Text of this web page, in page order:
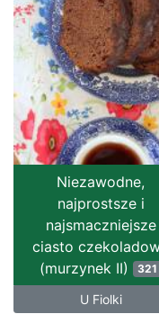
Niezawodne,
najprostsze i
najsmaczniejsze
ciasto
(murzynek II) 321
U Fiolki